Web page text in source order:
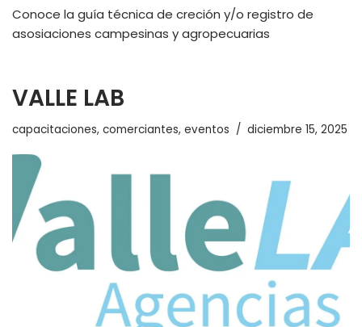
Conoce la guía técnica de creción y/o registro de
asosiaciones campesinas y agropecuarias
VALLE LAB
capacitaciones, comerciantes, eventos diciembre 15, 2025